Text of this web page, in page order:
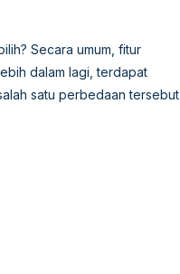
Secara umum, fitur
dalam lagi, terdapat
satu perbedaan tersebut